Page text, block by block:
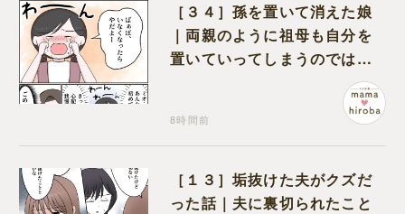
［３４］孫を置いて消えた娘
｜両親のように祖母も自分を
置いていってしまうのでは？
と怯えて泣く孫に心が痛む
8時間前
［１３］垢抜けた夫がクズだ
った話｜夫に裏切られたこと